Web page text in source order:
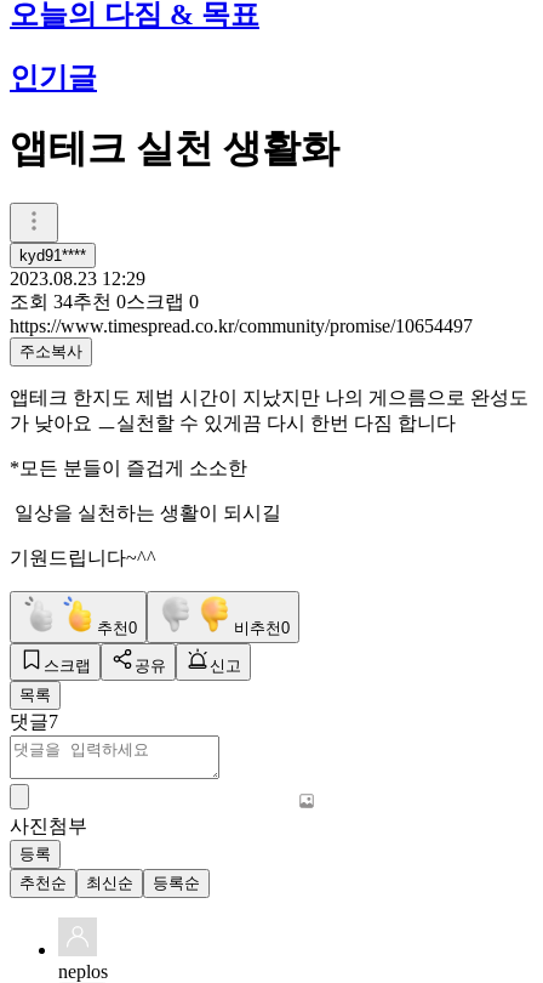
오늘의 다짐 & 목표
인기글
앱테크 실천 생활화
kyd91****
2023.08.23 12:29
조회 34추천 0스크랩 0
https://www.timespread.co.kr/community/promise/10654497
주소복사
앱테크 한지도 제법 시간이 지났지만 나의 게으름으로 완성도
가 낮아요 ㅡ실천할 수 있게끔 다시 한번 다짐 합니다
*모든 분들이 즐겁게 소소한
일상을 실천하는 생활이 되시길
기원드립니다~^^
추천0 비추천0
스크랩 공유
신고
목록
댓글7
사진첨부
등록
추천순
최신순 등록순
neplos